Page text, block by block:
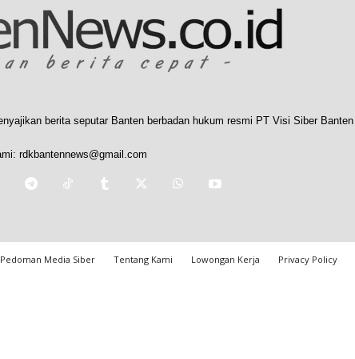
berita seputar Banten berbadan hukum resmi PT Visi Siber Banten
rdkbantennews@gmail.com
Pedoman Media Siber Tentang Kami Lowongan Kerja Privacy Policy